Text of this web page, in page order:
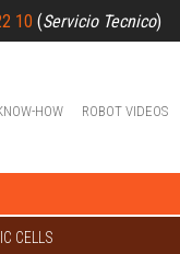
10 (Servicio Tecnico)
HOW ROBOT VIDEOS
CELLS